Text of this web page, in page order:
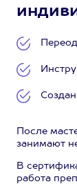
После
занимают
В
работа